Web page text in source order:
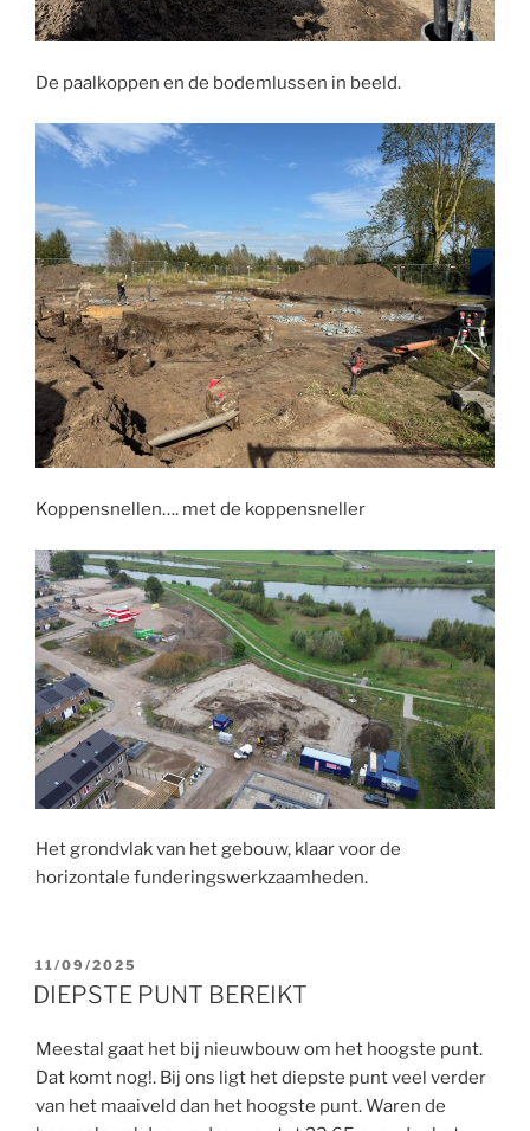
De paalkoppen en de bodemlussen in beeld.
Koppensnellen…. met de koppensneller
Het grondvlak van het gebouw, klaar voor de
horizontale funderingswerkzaamheden.
GEPLAATST
OP
11/09/2025
DIEPSTE PUNT BEREIKT
Meestal gaat het bij nieuwbouw om het hoogste punt.
Dat komt nog!. Bij ons ligt het diepste punt veel verder
van het maaiveld dan het hoogste punt. Waren de